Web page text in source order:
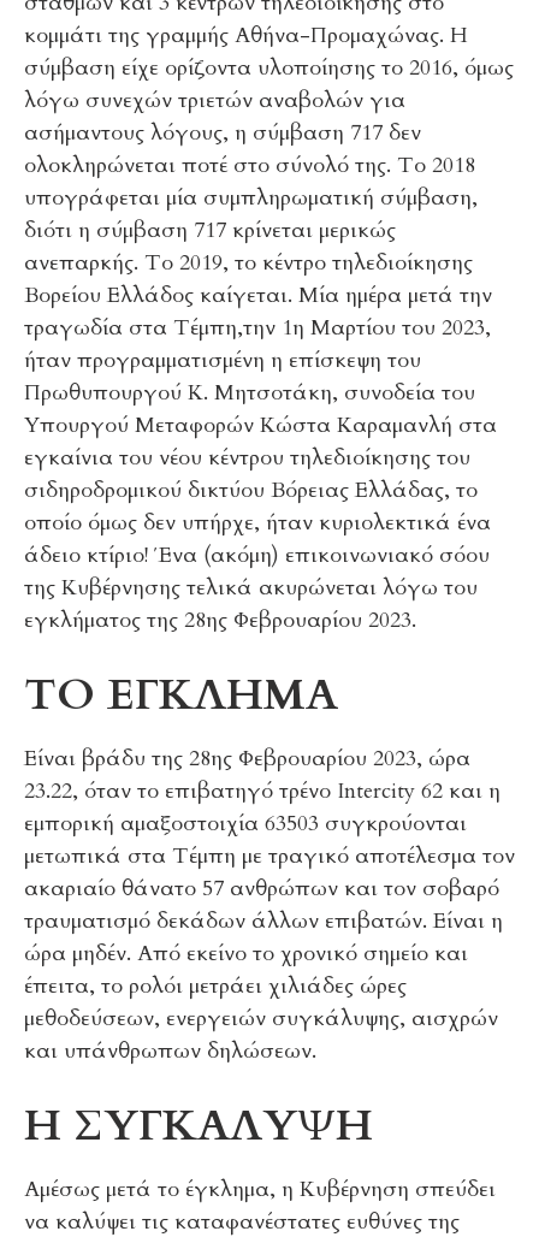
κομμάτι της γραμμής Αθήνα-Προμαχώνας. Η
σύμβαση είχε ορίζοντα υλοποίησης το 2016, όμως
λόγω συνεχών τριετών αναβολών για
ασήμαντους λόγους, η σύμβαση 717 δεν
ολοκληρώνεται ποτέ στο σύνολό της. Το 2018
υπογράφεται μία συμπληρωματική σύμβαση,
διότι η σύμβαση 717 κρίνεται μερικώς
ανεπαρκής. Το 2019, το κέντρο τηλεδιοίκησης
Βορείου Ελλάδος καίγεται. Μία ημέρα μετά την
τραγωδία στα Τέμπη,την 1η Μαρτίου του 2023,
ήταν προγραμματισμένη η επίσκεψη του
Πρωθυπουργού Κ. Μητσοτάκη, συνοδεία του
Υπουργού Μεταφορών Κώστα Καραμανλή στα
εγκαίνια του νέου κέντρου τηλεδιοίκησης του
σιδηροδρομικού δικτύου Βόρειας Ελλάδας, το
οποίο όμως δεν υπήρχε, ήταν κυριολεκτικά ένα
άδειο κτίριο! Ένα (ακόμη) επικοινωνιακό σόου
της Κυβέρνησης τελικά ακυρώνεται λόγω του
εγκλήματος της 28ης Φεβρουαρίου 2023.
ΤΟ ΕΓΚΛΗΜΑ
Είναι βράδυ της 28ης Φεβρουαρίου 2023, ώρα
23.22, όταν το επιβατηγό τρένο Intercity 62 και η
εμπορική αμαξοστοιχία 63503 συγκρούονται
μετωπικά στα Τέμπη με τραγικό αποτέλεσμα τον
ακαριαίο θάνατο 57 ανθρώπων και τον σοβαρό
τραυματισμό δεκάδων άλλων επιβατών. Είναι η
ώρα μηδέν. Από εκείνο το χρονικό σημείο και
έπειτα, το ρολόι μετράει χιλιάδες ώρες
μεθοδεύσεων, ενεργειών συγκάλυψης, αισχρών
και υπάνθρωπων δηλώσεων.
Η ΣΥΓΚΑΛΥΨΗ
Αμέσως μετά το έγκλημα, η Κυβέρνηση σπεύδει
να καλύψει τις καταφανέστατες ευθύνες της